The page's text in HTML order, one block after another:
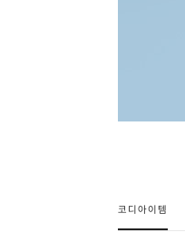
코디아이템